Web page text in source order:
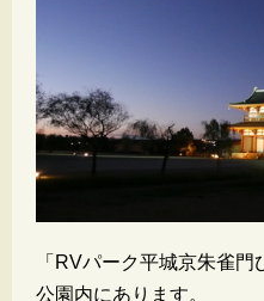
「RVパーク平城京朱雀
公園内にあります。